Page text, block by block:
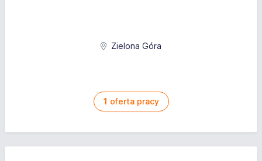
Zielona Góra
1 oferta pracy